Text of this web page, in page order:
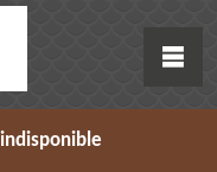
indisponible